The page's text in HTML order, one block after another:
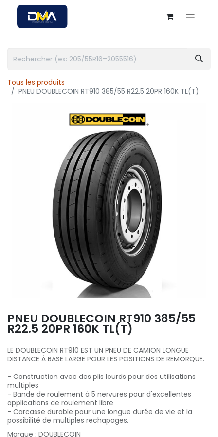
Tous les produits
PNEU DOUBLECOIN RT910 385/55 R22.5 20PR 160K TL(T)
PNEU DOUBLECOIN RT910 385/55
R22.5 20PR 160K TL(T)
LE DOUBLECOIN RT910 EST UN PNEU DE CAMION LONGUE
DISTANCE À BASE LARGE POUR LES POSITIONS DE REMORQUE.
- Construction avec des plis lourds pour des utilisations
multiples
- Bande de roulement à 5 nervures pour d'excellentes
applications de roulement libre
- Carcasse durable pour une longue durée de vie et la
possibilité de multiples rechapages.
Marque : DOUBLECOIN